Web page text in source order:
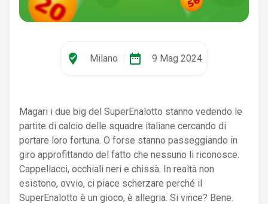
where_to_vote Milano date_range 9 Mag 2024
Magari i due big del SuperEnalotto stanno vedendo le
partite di calcio delle squadre italiane cercando di
portare loro fortuna. O forse stanno passeggiando in
giro approfittando del fatto che nessuno li riconosce.
Cappellacci, occhiali neri e chissà. In realtà non
esistono, ovvio, ci piace scherzare perché il
SuperEnalotto è un gioco, è allegria. Si vince? Bene.